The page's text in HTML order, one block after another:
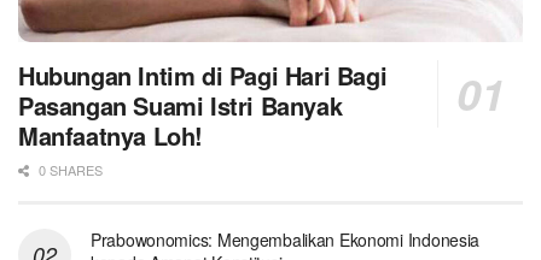
Hubungan Intim di Pagi Hari Bagi
Pasangan Suami Istri Banyak
Manfaatnya Loh!
0 SHARES
Prabowonomics: Mengembalikan Ekonomi Indonesia